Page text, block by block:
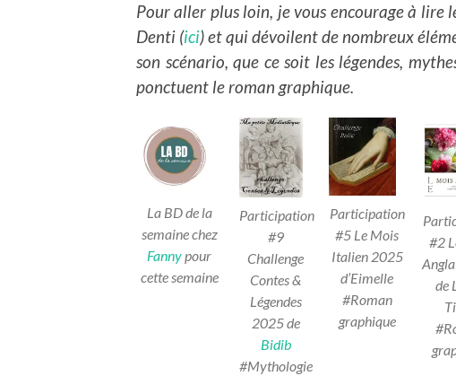
Pour aller plus loin, je vous encourage à lire
Denti (ici) et qui dévoilent de nombreux
son scénario, que ce soit les légendes,
ponctuent le roman graphique.
La BD de la
semaine chez
Fannypour
cette semaine
Participation
#9
Challenge
Contes &
Légendes
2025de
Bidib
#Mythologie
Participation
#5 Le Mois
Italien 2025
d’Eimelle
#Roman
graphique
#2
de